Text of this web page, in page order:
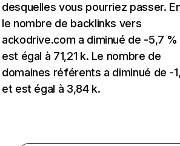
desquelles vous pourriez passer.
le nombre de backlinks vers
ackodrive.com a diminué de -5,7
est égal à 71,21 k. Le nombre de
domaines référents a diminué de -
et est égal à 3,84 k.